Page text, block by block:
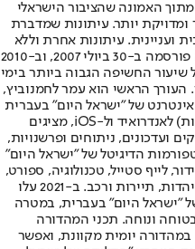
האמונה שהציבור הישראלי
ומדויקת יותר. עיתונות שמדברת
ועניינית. עיתונות אחרת וללא
תשלום. המהדורה המודפסת הראשונה פורסמה ב-30 ביולי 2007, וב-2010
שיעור החשיפה הגבוה ביותר בימי
העורך הראשי הוא עמר לחמנוביץ,
של "ישראל היום" בעברית
ובאנגלית, כמו כן היישומונים (אפליקציות) לאנדרואיד ול-iOS, מציגים
ועדכונים, ניתוחים ופרשנויות,
הדיגיטל של "ישראל היום"
לייף סטייל, טכנולוגיה, ספורט,
כלכלה וצרכנות, בריאות, חיילים, אוכל, יהדות, תיירות ורכב. ב-2021 עלו
"ישראל היום" בעברית, במטרה
ונוחה. תכני המהדורה
יומית מקוונת, ואפשר